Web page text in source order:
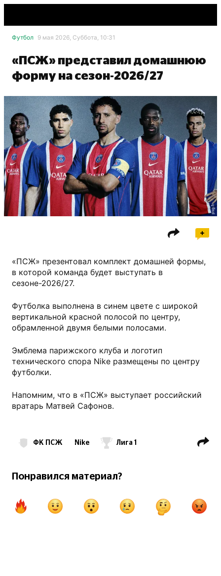
Футбол 9 мая 2026, Суббота, 10:31
«ПСЖ» представил домашнюю
форму на сезон-2026/27
psg.fr
«ПСЖ» презентовал комплект домашней формы,
в которой команда будет выступать в
сезоне-2026/27.
Футболка выполнена в синем цвете с широкой
вертикальной красной полосой по центру,
обрамленной двумя белыми полосами.
Эмблема парижского клуба и логотип
технического спора Nike размещены по центру
футболки.
Напомним, что в «ПСЖ» выступает российский
вратарь Матвей Сафонов.
ФК ПСЖ Nike Лига 1
Понравился материал?